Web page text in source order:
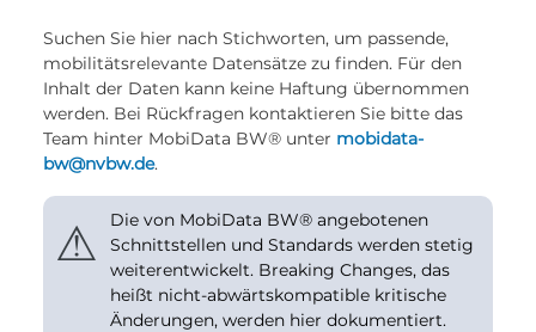
Suchen Sie hier nach Stichworten, um passende,
mobilitätsrelevante Datensätze zu finden. Für den
Inhalt der Daten kann keine Haftung übernommen
werden. Bei Rückfragen kontaktieren Sie bitte das
Team hinter MobiData BW® unter mobidata-
bw@nvbw.de.
⚠
Die von MobiData BW® angebotenen
Schnittstellen und Standards werden stetig
weiterentwickelt. Breaking Changes, das
heißt nicht-abwärtskompatible kritische
Änderungen, werden hier dokumentiert.